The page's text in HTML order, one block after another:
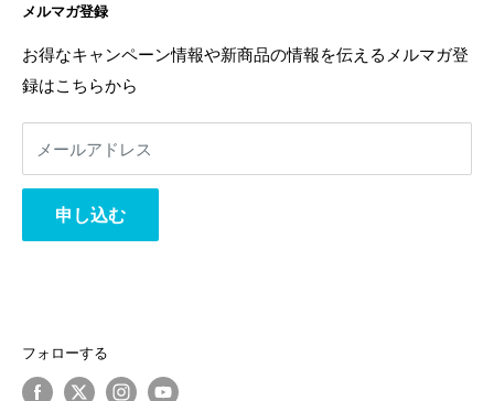
お問い合わせ
利用規約
返金ポリシー
特定商取引法に基づく表記
返金ポリシー
プライバシーポリシー
利用規約
事業者様へ
相互リンク
メルマガ登録
お得なキャンペーン情報や新商品の情報を伝えるメルマガ登
録はこちらから
メールアドレス
申し込む
フォローする